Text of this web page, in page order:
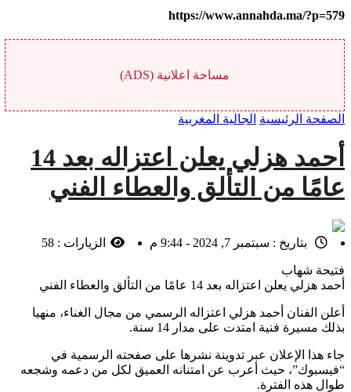
https://www.annahda.ma/?p=579
مساحة اعلانية (ADS)
الصفحة الرئيسية الجالية المغربية
أحمد هزلي يعلن اعتزاله بعد 14
عامًا من التألق والعطاء الفني
بتاريخ : سبتمبر 7, 2024 - 9:44 م الزيارات : 58
فتيحة شهاب
أحمد هزلي يعلن اعتزاله بعد 14 عامًا من التألق والعطاء الفني
أعلن الفنان أحمد هزلي اعتزاله الرسمي من مجال الغناء، منهيا
بذلك مسيرة فنية امتدت على مدار 14 سنة.
جاء هذا الإعلان عبر تدوينة نشرها على صفحته الرسمية في
“فيسبوك”، حيث أعرب عن امتنانه العميق لكل من دعمه وشجعه
طوال هذه الفترة.